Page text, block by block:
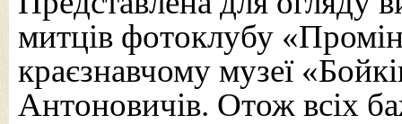
митців фотоклубу
краєзнавчому музеї
Антоновичів. Отож всіх